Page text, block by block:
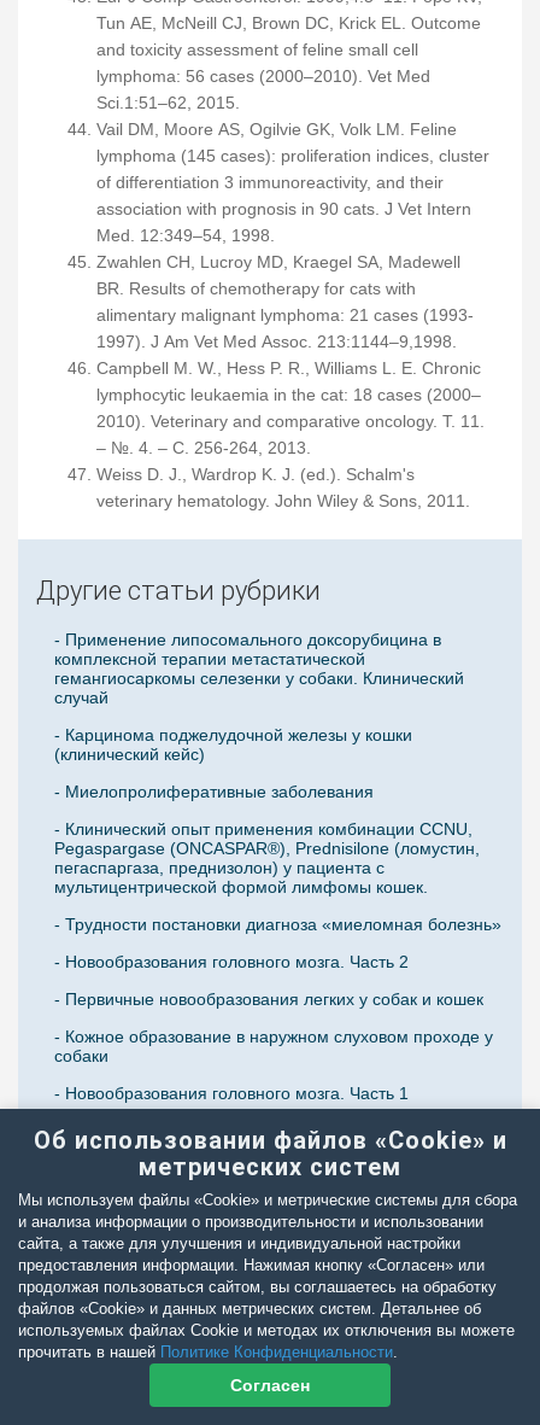
Tun AE, McNeill CJ, Brown DC, Krick EL. Outcome
and toxicity assessment of feline small cell
lymphoma: 56 cases (2000–2010). Vet Med
Sci.1:51–62, 2015.
Vail DM, Moore AS, Ogilvie GK, Volk LM. Feline
lymphoma (145 cases): proliferation indices, cluster
of differentiation 3 immunoreactivity, and their
association with prognosis in 90 cats. J Vet Intern
Med. 12:349–54, 1998.
Zwahlen CH, Lucroy MD, Kraegel SA, Madewell
BR. Results of chemotherapy for cats with
alimentary malignant lymphoma: 21 cases (1993-
1997). J Am Vet Med Assoc. 213:1144–9,1998.
Campbell M. W., Hess P. R., Williams L. E. Chronic
lymphocytic leukaemia in the cat: 18 cases (2000–
2010). Veterinary and comparative oncology. Т. 11.
– №. 4. – С. 256-264, 2013.
Weiss D. J., Wardrop K. J. (ed.). Schalm's
veterinary hematology. John Wiley & Sons, 2011.
Другие статьи рубрики
- Применение липосомального доксорубицина в
комплексной терапии метастатической
гемангиосаркомы селезенки у собаки. Клинический
случай
- Карцинома поджелудочной железы у кошки
(клинический кейс)
- Миелопролиферативные заболевания
- Клинический опыт применения комбинации CCNU,
Pegaspargase (ONCASPAR®), Prednisilone (ломустин,
пегаспаргаза, преднизолон) у пациента с
мультицентрической формой лимфомы кошек.
- Трудности постановки диагноза «миеломная болезнь»
- Новообразования головного мозга. Часть 2
- Первичные новообразования легких у собак и кошек
- Кожное образование в наружном слуховом проходе у
собаки
- Новообразования головного мозга. Часть 1
- Интервенционные методы лечения нерезектабельных
новообразований
Об использовании файлов «Cookie» и
метрических систем
Мы используем файлы «Cookie» и метрические системы для сбора
и анализа информации о производительности и использовании
сайта, а также для улучшения и индивидуальной настройки
предоставления информации. Нажимая кнопку «Согласен» или
продолжая пользоваться сайтом, вы соглашаетесь на обработку
файлов «Cookie» и данных метрических систем. Детальнее об
используемых файлах Cookie и методах их отключения вы можете
прочитать в нашей Политике Конфиденциальности.
Согласен